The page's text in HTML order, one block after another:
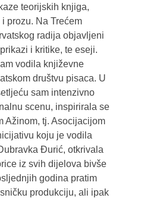
teorijskih knjiga,
prozu. Na Trećem
radija objavljeni
i kritike, te eseji.
vodila književne
društvu pisaca. U
sam intenzivno
scenu, inspirirala se
Ažinom, tj. Asocijacijom
koju je vodila
Đurić, otkrivala
iz svih dijelova bivše
godina pratim
produkciju, ali ipak